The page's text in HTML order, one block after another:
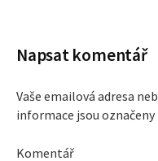
v
i
g
Napsat komentář
Vaše emailová adresa
informace jsou označeny
Komentář